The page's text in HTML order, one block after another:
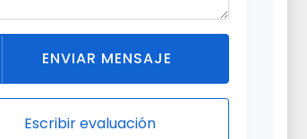
ENVIAR MENSAJE
Escribir evaluación